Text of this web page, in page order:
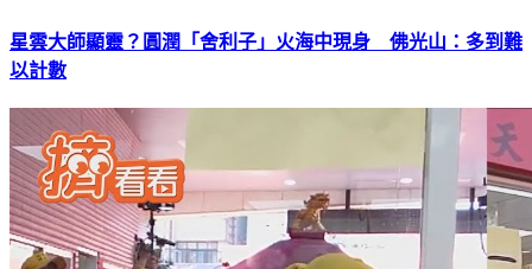
星雲大師顯靈？圓潤「舍利子」火海中現身 佛光山：多到難
以計數